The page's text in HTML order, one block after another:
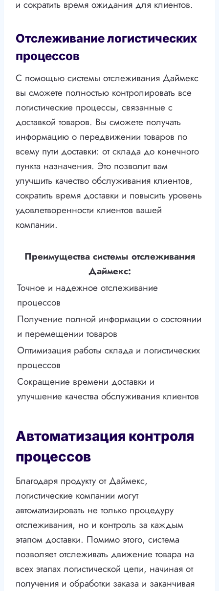
и сократить время ожидания для клиентов.
Отслеживание логистических
процессов
С помощью системы отслеживания Даймекс
вы сможете полностью контролировать все
логистические процессы, связанные с
доставкой товаров. Вы сможете получать
информацию о передвижении товаров по
всему пути доставки: от склада до конечного
пункта назначения. Это позволит вам
улучшить качество обслуживания клиентов,
сократить время доставки и повысить уровень
удовлетворенности клиентов вашей
компании.
Преимущества системы отслеживания
Даймекс:
Точное и надежное отслеживание
процессов
Получение полной информации о состоянии
и перемещении товаров
Оптимизация работы склада и логистических
процессов
Сокращение времени доставки и
улучшение качества обслуживания клиентов
Автоматизация контроля
процессов
Благодаря продукту от Даймекс,
логистические компании могут
автоматизировать не только процедуру
отслеживания, но и контроль за каждым
этапом доставки. Помимо этого, система
позволяет отслеживать движение товара на
всех этапах логистической цепи, начиная от
получения и обработки заказа и заканчивая